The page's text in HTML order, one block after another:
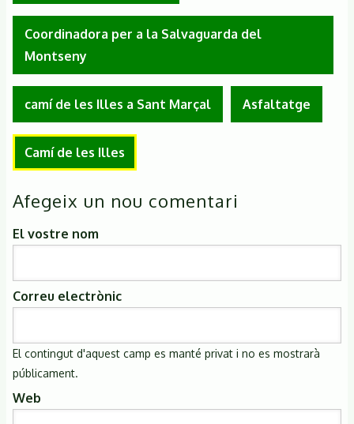
Coordinadora per a la Salvaguarda del
Montseny
camí de les Illes a Sant Marçal Asfaltatge
Camí de les Illes
Afegeix un nou comentari
El vostre nom
Correu electrònic
El contingut d'aquest camp es manté privat i no es mostrarà
públicament.
Web